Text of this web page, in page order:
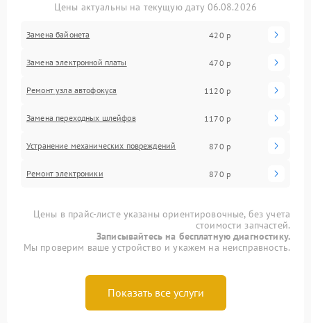
Цены актуальны на текущую дату 06.08.2026
Замена байонета 420 р
Замена электронной платы 470 р
Ремонт узла автофокуса 1120 р
Замена переходных шлейфов 1170 р
Устранение механических повреждений 870 р
Ремонт электроники 870 р
Цены в прайс-листе указаны ориентировочные, без учета
стоимости запчастей.
Записывайтесь на бесплатную диагностику.
Мы проверим ваше устройство и укажем на неисправность.
Показать все услуги